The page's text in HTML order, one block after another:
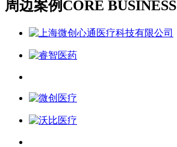
周边案例CORE BUSINESS